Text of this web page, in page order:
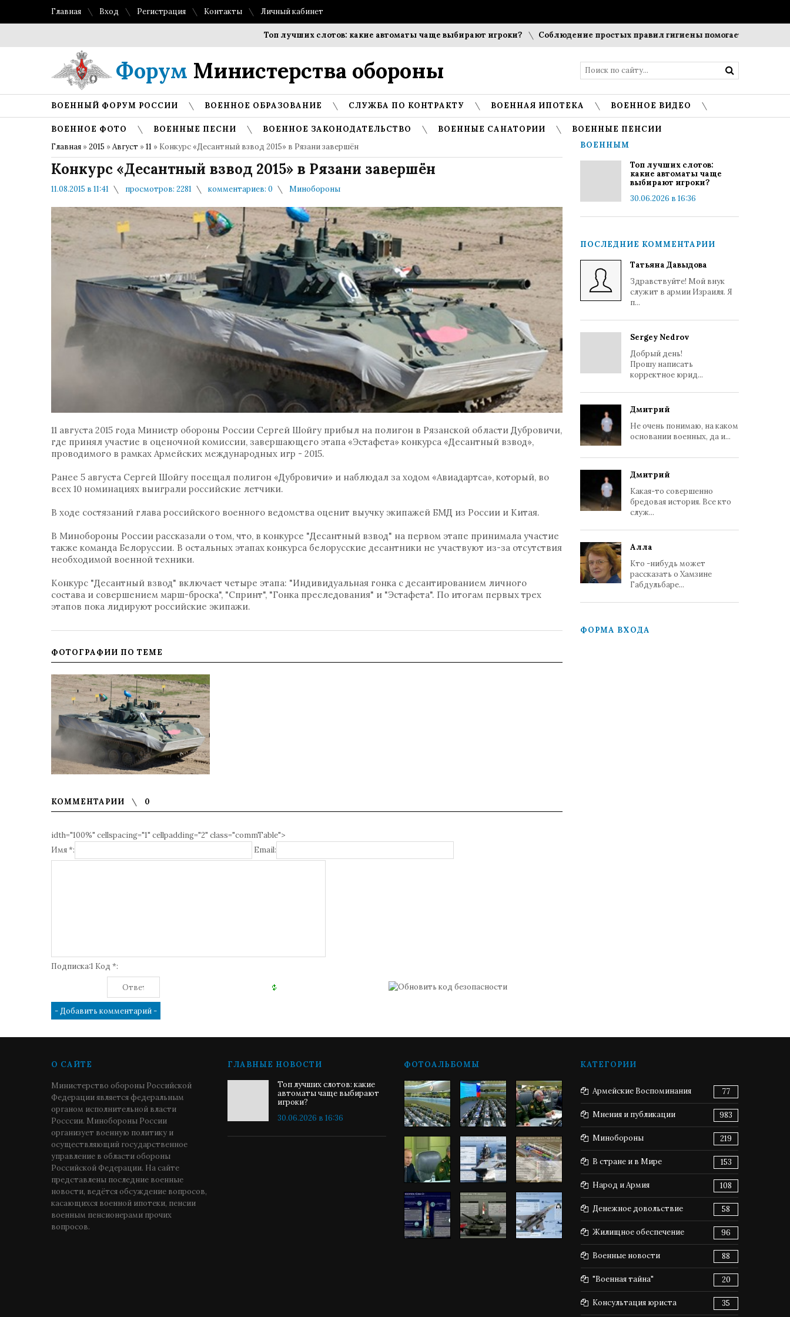
Главная Вход Регистрация Контакты Личный кабинет
Топ лучших слотов: какие автоматы чаще выбирают игроки? Соблюдение простых правил гигиены помогает сохранить
Форум Министерства обороны
ВОЕННЫЙ ФОРУМ РОССИИ ВОЕННОЕ ОБРАЗОВАНИЕ СЛУЖБА ПО КОНТРАКТУ ВОЕННАЯ ИПОТЕКА ВОЕННОЕ ВИДЕО
ВОЕННОЕ ФОТО ВОЕННЫЕ ПЕСНИ ВОЕННОЕ ЗАКОНОДАТЕЛЬСТВО ВОЕННЫЕ САНАТОРИИ
ВОЕННЫЕ ПЕНСИИ
Главная »2015 »Август »11 » Конкурс «Десантный взвод 2015» в Рязани завершён
Конкурс «Десантный взвод 2015» в Рязани завершён
11.08.2015 в 11:41 просмотров: 2281 комментариев: 0 Минобороны
11 августа 2015 года Министр обороны России Сергей Шойгу прибыл на полигон в Рязанской области Дубровичи,
где принял участие в оценочной комиссии, завершающего этапа «Эстафета» конкурса «Десантный взвод»,
проводимого в рамках Армейских международных игр - 2015.
Ранее 5 августа Сергей Шойгу посещал полигон «Дубровичи» и наблюдал за ходом «Авиадартса», который, во
всех 10 номинациях выиграли российские летчики.
В ходе состязаний глава российского военного ведомства оценит выучку экипажей БМД из России и Китая.
В Минобороны России рассказали о том, что, в конкурсе "Десантный взвод" на первом этапе принимала участие
также команда Белоруссии. В остальных этапах конкурса белорусские десантники не участвуют из-за отсутствия
необходимой военной техники.
Конкурс "Десантный взвод" включает четыре этапа: "Индивидуальная гонка с десантированием личного
состава и совершением марш-броска", "Спринт", "Гонка преследования" и "Эстафета". По итогам первых трех
этапов пока лидируют российские экипажи.
ФОТОГРАФИИ ПО ТЕМЕ
КОММЕНТАРИИ 0
idth="100%" cellspacing="1" cellpadding="2" class="commTable">
Имя *:
Email:
Подписка:1 Код *:
ВОЕННЫМ
Топ лучших слотов:
какие автоматы чаще
выбирают игроки?
30.06.2026 в 16:36
ПОСЛЕДНИЕ КОММЕНТАРИИ
Татьяна Давыдова
Здравствуйте! Мой внук
служит в армии Израиля. Я
п...
Sergey Nedrov
Добрый день!
Прошу написать
корректное юрид...
Дмитрий
Не очень понимаю, на каком
основании военных, да и...
Дмитрий
Какая-то совершенно
бредовая история. Все кто
служ...
Алла
Кто -нибудь может
рассказать о Хамзине
Габдульбаре...
ФОРМА ВХОДА
О САЙТЕ
Министерство обороны Российской
Федерации является федеральным
органом исполнительной власти
Росссии. Минобороны России
организует военную политику и
осуществляющий государственное
управление в области обороны
Российской Федерации. На сайте
представлены последние военные
новости, ведётся обсуждение вопросов,
касающихся военной ипотеки, пенсии
военным пенсионерами прочих
вопросов.
ГЛАВНЫЕ НОВОСТИ
Топ лучших слотов: какие
автоматы чаще выбирают
игроки?
30.06.2026 в 16:36
ФОТОАЛЬБОМЫ КАТЕГОРИИ
Армейские Воспоминания 77
Мнения и публикации 983
Минобороны 219
В стране и в Мире 153
Народ и Армия 108
Денежное довольствие 58
Жилищное обеспечение 96
Военные новости 88
"Военная тайна" 20
Консультация юриста 35